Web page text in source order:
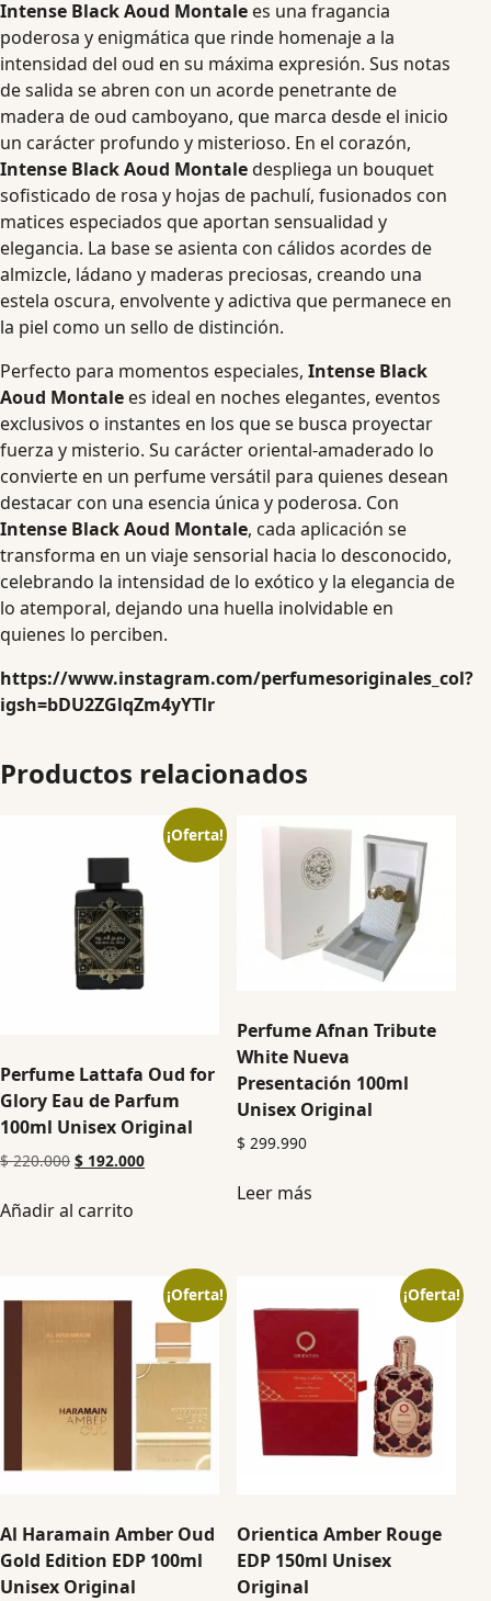
Intense Black Aoud Montale es una fragancia
poderosa y enigmática que rinde homenaje a la
intensidad del oud en su máxima expresión. Sus notas
de salida se abren con un acorde penetrante de
madera de oud camboyano, que marca desde el inicio
un carácter profundo y misterioso. En el corazón,
Intense Black Aoud Montaledespliega un bouquet
sofisticado de rosa y hojas de pachulí, fusionados con
matices especiados que aportan sensualidad y
elegancia. La base se asienta con cálidos acordes de
almizcle, ládano y maderas preciosas, creando una
estela oscura, envolvente y adictiva que permanece en
la piel como un sello de distinción.
Perfecto para momentos especiales, Intense Black
Aoud Montale es ideal en noches elegantes, eventos
exclusivos o instantes en los que se busca proyectar
fuerza y misterio. Su carácter oriental-amaderado lo
convierte en un perfume versátil para quienes desean
destacar con una esencia única y poderosa. Con
Intense Black Aoud Montale, cada aplicación se
transforma en un viaje sensorial hacia lo desconocido,
celebrando la intensidad de lo exótico y la elegancia de
lo atemporal, dejando una huella inolvidable en
quienes lo perciben.
https://www.instagram.com/perfumesoriginales_col?
igsh=bDU2ZGlqZm4yYTlr
Productos relacionados
¡Oferta!
Perfume Lattafa Oud for
Glory Eau de Parfum
100ml Unisex Original
$220.000 $ 192.000
Añadir al carrito
Perfume Afnan Tribute
White Nueva
Presentación 100ml
Unisex Original
$ 299.990
Leer más
¡Oferta!
Al Haramain Amber Oud
Gold Edition EDP 100ml
Unisex Original
¡Oferta!
Orientica Amber Rouge
EDP 150ml Unisex
Original